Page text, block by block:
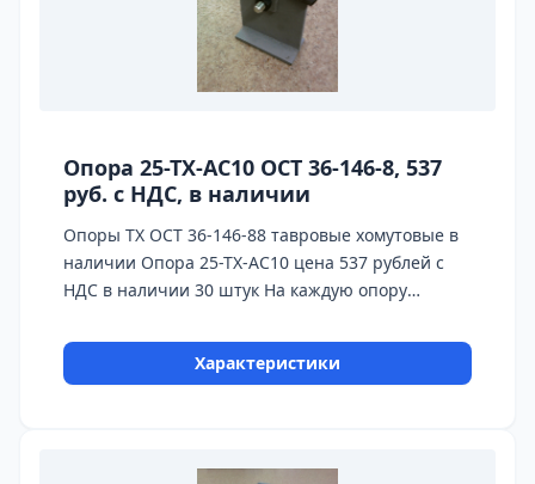
Опора 25-ТХ-АС10 ОСТ 36-146-8, 537
руб. с НДС, в наличии
Опоры ТХ ОСТ 36-146-88 тавровые хомутовые в
наличии Опора 25-ТХ-АС10 цена 537 рублей с
НДС в наличии 30 штук На каждую опору
сертификаты на используемые материалы и
предоставляется Гарантия 24 месяца.
Характеристики